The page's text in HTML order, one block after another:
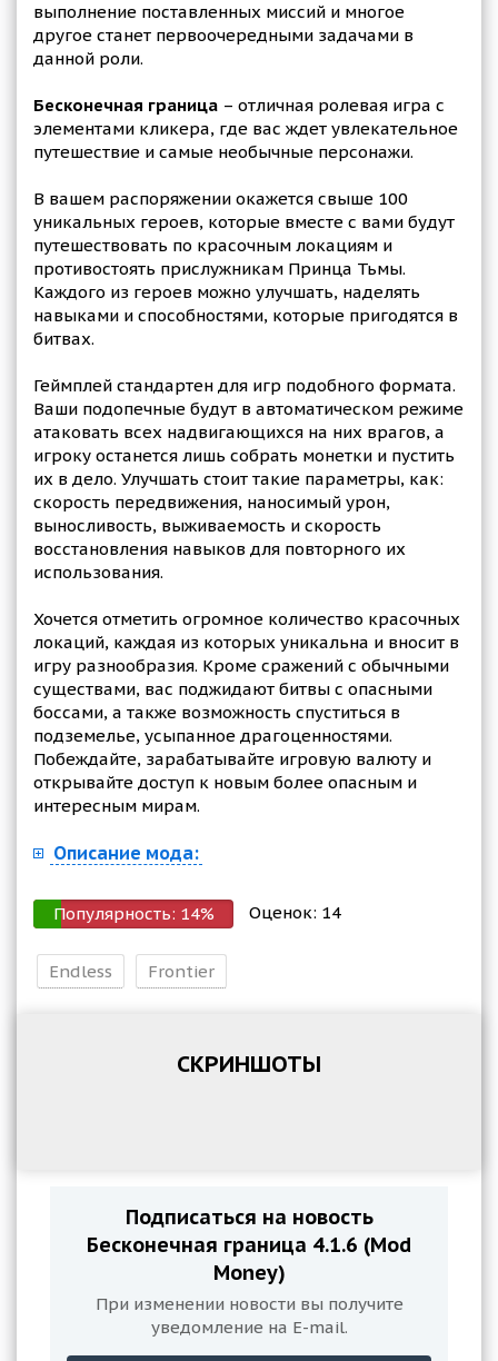
выполнение поставленных миссий и многое
другое станет первоочередными задачами в
данной роли.
Бесконечная граница – отличная ролевая игра с
элементами кликера, где вас ждет увлекательное
путешествие и самые необычные персонажи.
В вашем распоряжении окажется свыше 100
уникальных героев, которые вместе с вами будут
путешествовать по красочным локациям и
противостоять прислужникам Принца Тьмы.
Каждого из героев можно улучшать, наделять
навыками и способностями, которые пригодятся в
битвах.
Геймплей стандартен для игр подобного формата.
Ваши подопечные будут в автоматическом режиме
атаковать всех надвигающихся на них врагов, а
игроку останется лишь собрать монетки и пустить
их в дело. Улучшать стоит такие параметры, как:
скорость передвижения, наносимый урон,
выносливость, выживаемость и скорость
восстановления навыков для повторного их
использования.
Хочется отметить огромное количество красочных
локаций, каждая из которых уникальна и вносит в
игру разнообразия. Кроме сражений с обычными
существами, вас поджидают битвы с опасными
боссами, а также возможность спуститься в
подземелье, усыпанное драгоценностями.
Побеждайте, зарабатывайте игровую валюту и
открывайте доступ к новым более опасным и
интересным мирам.
Описание мода:
Популярность: 14% Оценок: 14
Endless Frontier
СКРИНШОТЫ
Подписаться на новость
Бесконечная граница 4.1.6 (Mod
Money)
При изменении новости вы получите
уведомление на E-mail.